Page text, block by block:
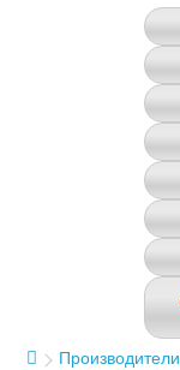
Производители